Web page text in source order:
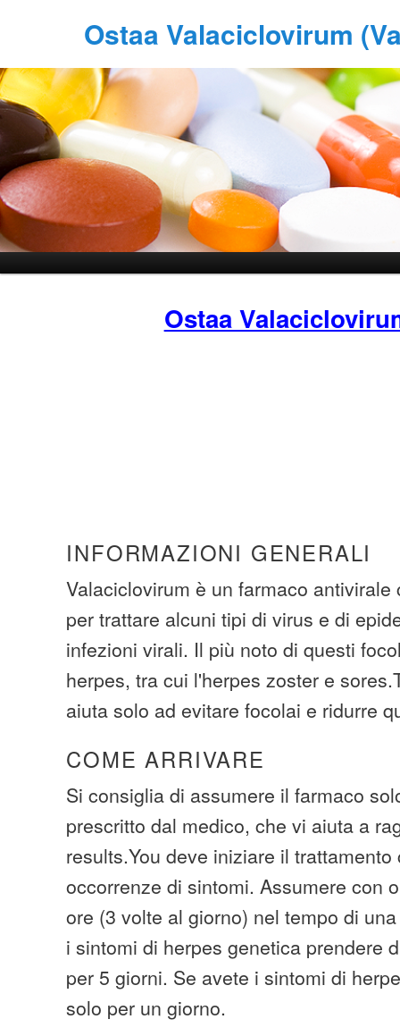
Ostaa Valaciclovirum
Ostaa
INFORMAZIONI GENERALI
Valaciclovirum è un farmaco
per trattare alcuni tipi di virus e di
infezioni virali. Il più noto di questi
herpes, tra cui l'herpes zoster e
aiuta solo ad evitare focolai e ridurre
COME ARRIVARE
Si consiglia di assumere il farmaco
prescritto dal medico, che vi aiuta a
results.You deve iniziare il
occorrenze di sintomi. Assumere con
ore (3 volte al giorno) nel tempo di
i sintomi di herpes genetica prendere
per 5 giorni. Se avete i sintomi di
solo per un giorno.